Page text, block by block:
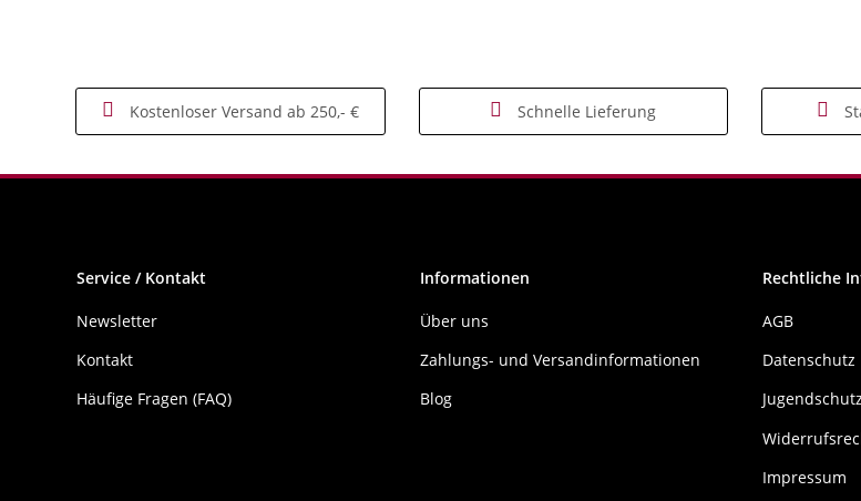
Kostenloser Versand ab 250,- € Schnelle Lieferung
Service / Kontakt
Newsletter
Kontakt
Häufige Fragen (FAQ)
Informationen
Über uns
Zahlungs- und Versandinformationen
Blog
Rechtliche
AGB
Datenschutz
Jugendschutz
Impressum